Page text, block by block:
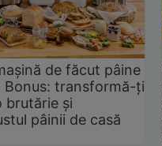
de făcut pâine
Bonus: transformă-ți
brutărie și
pâinii de casă